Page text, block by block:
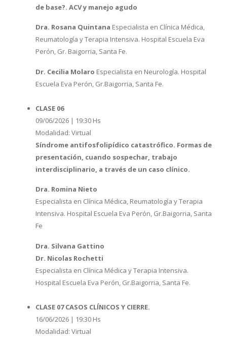
de base?. ACV y manejo agudo
Dra. Rosana Quintana Especialista en Clínica Médica,
Reumatología y Terapia Intensiva. Hospital Escuela Eva
Perón, Gr. Baigorria, Santa Fe.
Dr. Cecilia Molaro Especialista en Neurología. Hospital
Escuela Eva Perón, Gr.Baigorria, Santa Fe.
CLASE 06
09/06/2026 | 19:30 Hs
Modalidad: Virtual
Síndrome antifosfolipídico catastrófico. Formas de
presentación, cuando sospechar, trabajo
interdisciplinario, a través de un caso clínico.
Dra. Romina Nieto
Especialista en Clínica Médica, Reumatología y Terapia
Intensiva. Hospital Escuela Eva Perón, Gr.Baigorria, Santa
Fe
Dra. Silvana Gattino
Dr. Nicolas Rochetti
Especialista en Clínica Médica y Terapia Intensiva.
Hospital Escuela Eva Perón, Gr.Baigorria, Santa Fe.
CLASE 07 CASOS CLÍNICOS Y CIERRE.
16/06/2026 | 19:30 Hs
Modalidad: Virtual